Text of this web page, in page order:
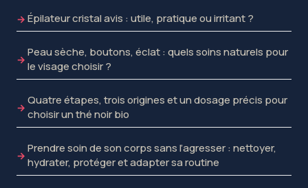
Épilateur cristal avis : utile, pratique ou irritant ?
Peau sèche, boutons, éclat : quels soins naturels pour
le visage choisir ?
Quatre étapes, trois origines et un dosage précis pour
choisir un thé noir bio
Prendre soin de son corps sans l’agresser : nettoyer,
hydrater, protéger et adapter sa routine